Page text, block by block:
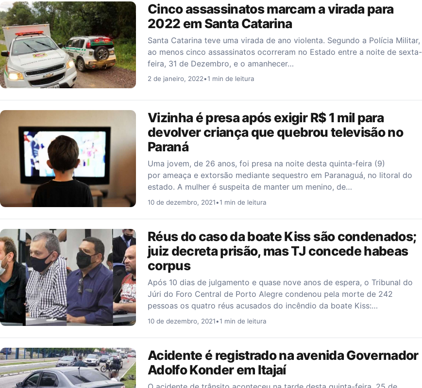
Cinco assassinatos marcam a virada para
2022 em Santa Catarina
Santa Catarina teve uma virada de ano violenta. Segundo a Polícia Militar,
ao menos cinco assassinatos ocorreram no Estado entre a noite de sexta-
feira, 31 de Dezembro, e o amanhecer…
2 de janeiro, 2022•1 min de leitura
Vizinha é presa após exigir R$ 1 mil para
devolver criança que quebrou televisão no
Paraná
Uma jovem, de 26 anos, foi presa na noite desta quinta-feira (9)
por ameaça e extorsão mediante sequestro em Paranaguá, no litoral do
estado. A mulher é suspeita de manter um menino, de…
10 de dezembro, 2021•1 min de leitura
Réus do caso da boate Kiss são condenados;
juiz decreta prisão, mas TJ concede habeas
corpus
Após 10 dias de julgamento e quase nove anos de espera, o Tribunal do
Júri do Foro Central de Porto Alegre condenou pela morte de 242
pessoas os quatro réus acusados do incêndio da boate Kiss:…
10 de dezembro, 2021•1 min de leitura
Acidente é registrado na avenida Governador
Adolfo Konder em Itajaí